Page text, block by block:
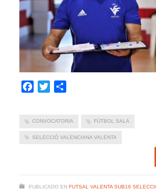
Facebook
Twitter
CONVOCATORIA FÚTBOL SALA
SELECCIÓ VALENCIANA VALENTA
PUBLICADO EN FUTSAL VALENTA SUB16